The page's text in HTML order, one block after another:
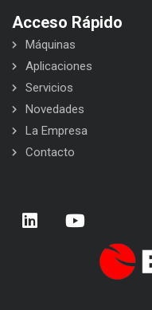
Acceso Rápido
Máquinas
Aplicaciones
Servicios
Novedades
La Empresa
Contacto